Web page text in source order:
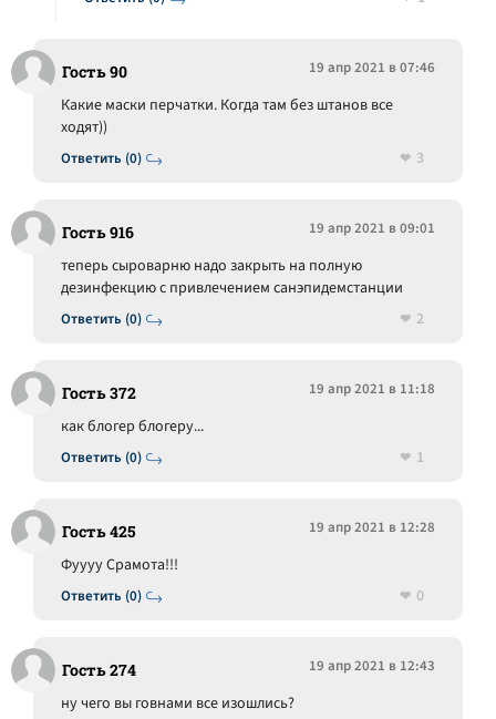
Гость 90 19 апр 2021 в 07:46
Ответить (0)
Какие маски перчатки. Когда там без штанов все
ходят))
3
Гость 916 19 апр 2021 в 09:01
Ответить (0)
теперь сыроварню надо закрыть на полную
дезинфекцию с привлечением санэпидемстанции
2
Гость 372 19 апр 2021 в 11:18
Ответить (0)
как блогер блогеру...
1
Гость 425 19 апр 2021 в 12:28
Ответить (0)
Фуууу Срамота!!!
0
Гость 274 19 апр 2021 в 12:43
ну чего вы говнами все изошлись?